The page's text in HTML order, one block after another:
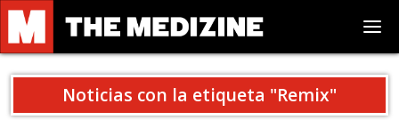
Noticias con la etiqueta "Remix"